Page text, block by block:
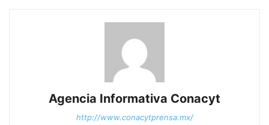
Agencia Informativa Conacyt
http://www.conacytprensa.mx/